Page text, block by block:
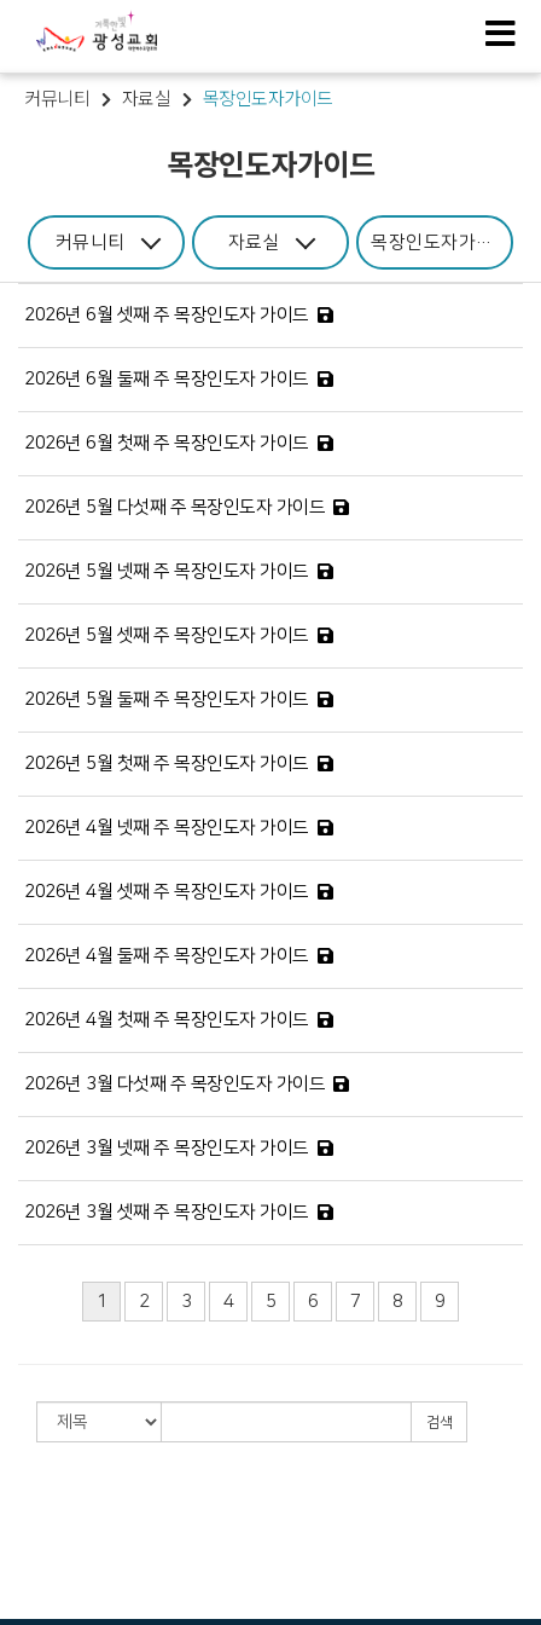
커뮤니티 자료실 목장인도자가이드
목장인도자가이드
커뮤니티 자료실 목장인도자가이드
2026년 6월 셋째 주 목장인도자 가이드
2026년 6월 둘째 주 목장인도자 가이드
2026년 6월 첫째 주 목장인도자 가이드
2026년 5월 다섯째 주 목장인도자 가이드
2026년 5월 넷째 주 목장인도자 가이드
2026년 5월 셋째 주 목장인도자 가이드
2026년 5월 둘째 주 목장인도자 가이드
2026년 5월 첫째 주 목장인도자 가이드
2026년 4월 넷째 주 목장인도자 가이드
2026년 4월 셋째 주 목장인도자 가이드
2026년 4월 둘째 주 목장인도자 가이드
2026년 4월 첫째 주 목장인도자 가이드
2026년 3월 다섯째 주 목장인도자 가이드
2026년 3월 넷째 주 목장인도자 가이드
2026년 3월 셋째 주 목장인도자 가이드
1 2 3 4 5 6 7 8 9
검색